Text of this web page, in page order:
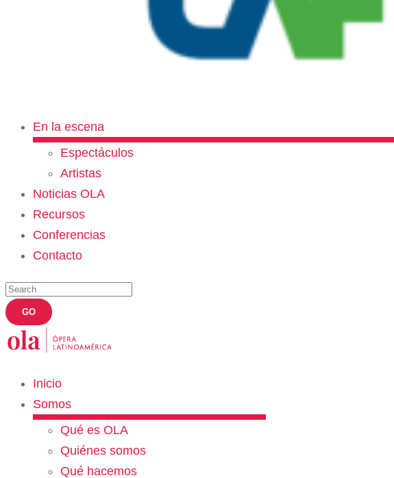
En la escena
Espectáculos
Artistas
Noticias OLA
Recursos
Conferencias
Contacto
Inicio
Somos
Qué es OLA
Quiénes somos
Qué hacemos